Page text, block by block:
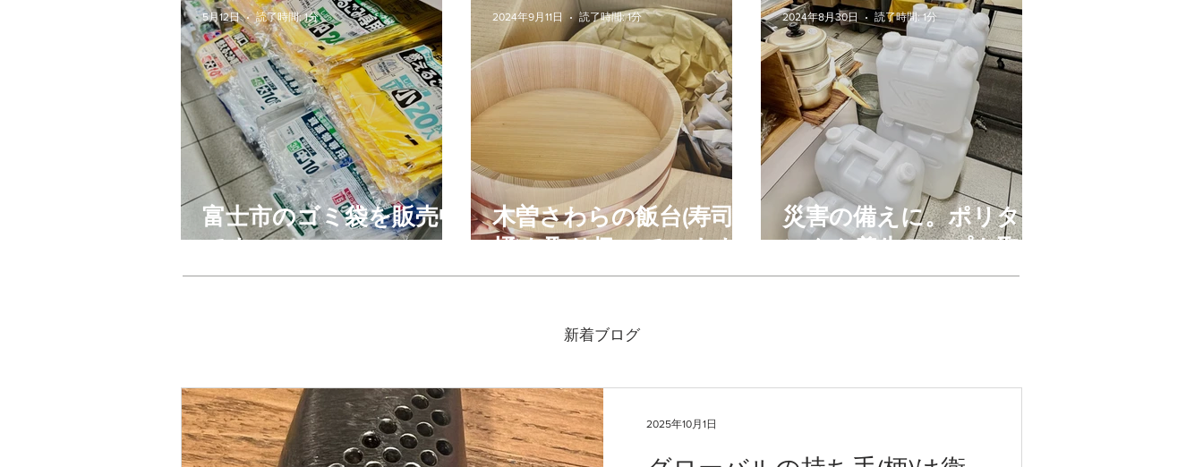
富士市のゴミ袋を販売中
です
5月12日 読了時間: 1分
木曽さわらの飯台(寿司
桶)を取り扱っています
2024年9月11日 読了時間: 1分
災害の備えに。ポリタ
ンクや養生テープを取
り扱っております。
2024年8月30日 読了時間: 1分
新着ブログ
2025年10月1日